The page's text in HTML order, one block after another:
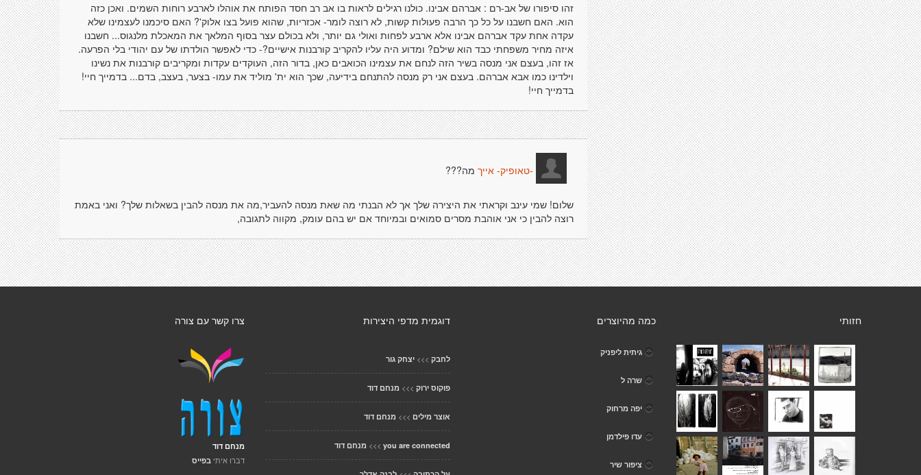
זהו סיפורו של אב-רם : אברהם אבינו. כולנו רגילים לראות בו אב רב חסד הפותח את אוהלו לארבע רוחות השמים. ואכן כזה
הוא. האם חשבנו על כל כך הרבה פעולות קשות, לא רוצה לומר- אכזריות, שהוא פועל בצו אלוק'? האם סיכמנו לעצמינו שלא
עקדה אחת עקד אברהם אבינו אלא ארבע לפחות ואולי גם יותר, ולא בכולם עצר בסוף המלאך את המאכלת מלנגוס... חשבנו
איזה מחיר משפחתי כבד הוא שילם? ומדוע היה עליו להקריב קורבנות אישיים?- כדי לאפשר הולדתו של עם יהודי בלי הפרעה.
אז זהו, בעצם אני מנסה בשיר הזה לנחם את עצמינו הכואבים כאן, בדור הזה, העוקדים עקדות ומקריבים קורבנות את נשינו
וילדינו כמו אבא אברהם. בעצם אני רק מנסה להתנחם בידיעה, שכך הוא ית' מוליד את עמו- בצער, בעצב, בדם... בדמייך חיי!
בדמייך חיי!
-טאופיק- אייך מה???
שלום! שמי עינב וקראתי את היצירה שלך אך לא הבנתי מה שאת מנסה להעביר,מה את מנסה להבין בשאלות שלך? ואני באמת
רוצה להבין כי אני אוהבת מסרים סמואים ובמיוחד אם יש בהם עומק, מקווה לתגובה,
צרו קשר עם צורה
מנחם דוד
דברו איתי בפייס
דוגמית מדפי היצירות
לחבק >>> יצחק גור
פוקוס ירוק >>> מנחם דוד
אוצר מילים >>> מנחם דוד
you are connected
>>> מנחם דוד
כמה מהיוצרים
גיתית ליפניק
שרה ל
יפה מרחוק
עדו פילדמן
ציפור שיר
חזותי